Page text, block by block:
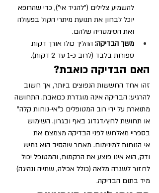
להשמיע צלילים ("להגיד אי"), כדי שהרופא
יוכל לבחון את תנועת מיתרי הקול בפעולה
ואת הסימטריה שלהם.
משך הבדיקה: ההליך כולו אורך דקות
ספורות בלבד (לרוב כ-1 עד 2 דקות).
האם הבדיקה כואבת?
זהו אחד החששות הנפוצים ביותר, אך חשוב
להרגיע: הבדיקה אינה מוגדרת ככואבת. התחושה
מתוארת על ידי רוב המטופלים כ"אי-נוחות קלה"
או תחושת לחץ/דגדוג באף ובגרון. השימוש
בספריי מאלחש לפני הבדיקה מצמצם את
אי-הנוחות למינימום. מאחר שהסיב הוא גמיש
ודק, הוא אינו פוצע את הרקמות, והמטופל יכול
לחזור לשגרה מלאה (כולל אכילה, שתייה ונהיגה)
מיד בתום הבדיקה.